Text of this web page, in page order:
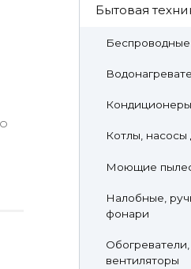
Бытовая
Котлы, насосы
Моющие
Налобные,
фонари
вентиляторы